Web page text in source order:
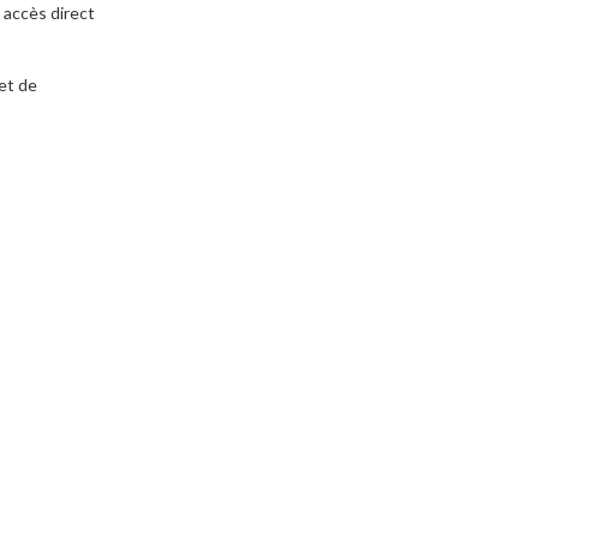
accès direct
de